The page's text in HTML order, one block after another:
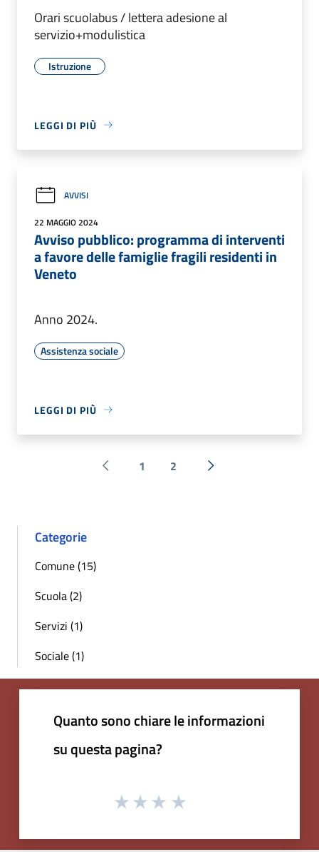
Orari scuolabus / lettera adesione al
servizio+modulistica
Istruzione
LEGGI DI PIÙ
AVVISI
22 MAGGIO 2024
Avviso pubblico: programma di interventi
a favore delle famiglie fragili residenti in
Veneto
Anno 2024.
Assistenza sociale
LEGGI DI PIÙ
Pagina precedente
1 2 Successiva »
Categorie
Comune (15)
Scuola (2)
Servizi (1)
Sociale (1)
Quanto sono chiare le informazioni
su questa pagina?